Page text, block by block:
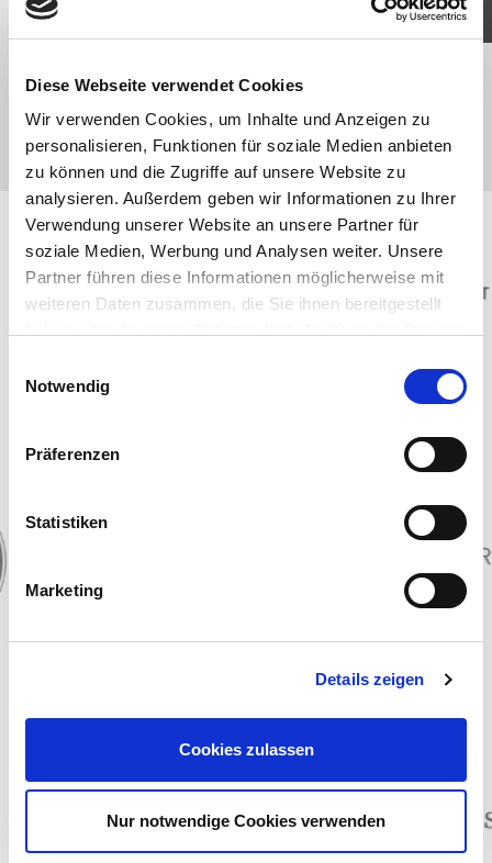
Diese Webseite verwendet Cookies
Wir verwenden Cookies, um Inhalte und Anzeigen zu
personalisieren, Funktionen für soziale Medien anbieten
zu können und die Zugriffe auf unsere Website zu
analysieren. Außerdem geben wir Informationen zu Ihrer
Verwendung unserer Website an unsere Partner für
soziale Medien, Werbung und Analysen weiter. Unsere
Partner führen diese Informationen möglicherweise mit
weiteren Daten zusammen, die Sie ihnen bereitgestellt
Cookies, wenn Sie unsere Webseite weiterhin nutzen.
Notwendig
Präferenzen
Statistiken
Marketing
Details zeigen
Cookies zulassen
Nur notwendige Cookies verwenden
JETZT BEWERBEN